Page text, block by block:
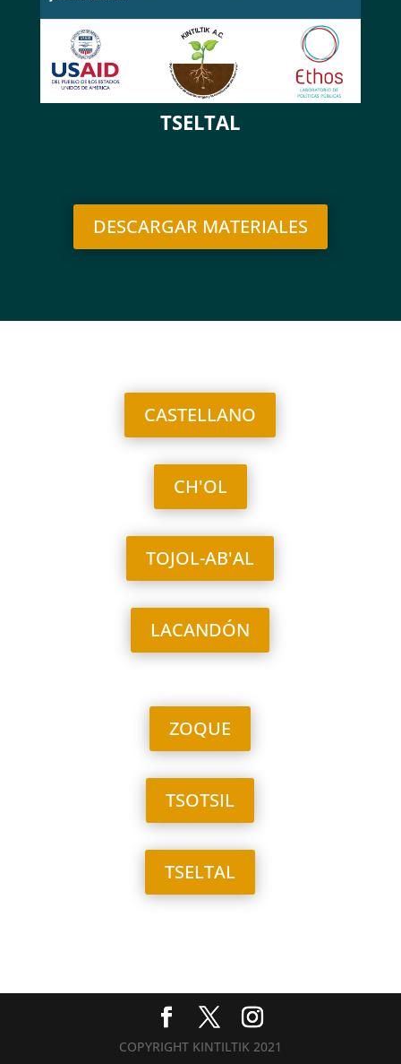
TSELTAL
DESCARGAR MATERIALES
CASTELLANO
CH'OL
TOJOL-AB'AL
LACANDÓN
ZOQUE
TSOTSIL
TSELTAL
COPYRIGHT KINTILTIK 2021